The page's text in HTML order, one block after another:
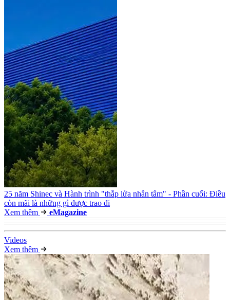
25 năm Shinec và Hành trình "thắp lửa nhân tâm" - Phần cuối: Điều
còn mãi là những gì được trao đi
Xem thêm
eMagazine
Videos
Xem thêm